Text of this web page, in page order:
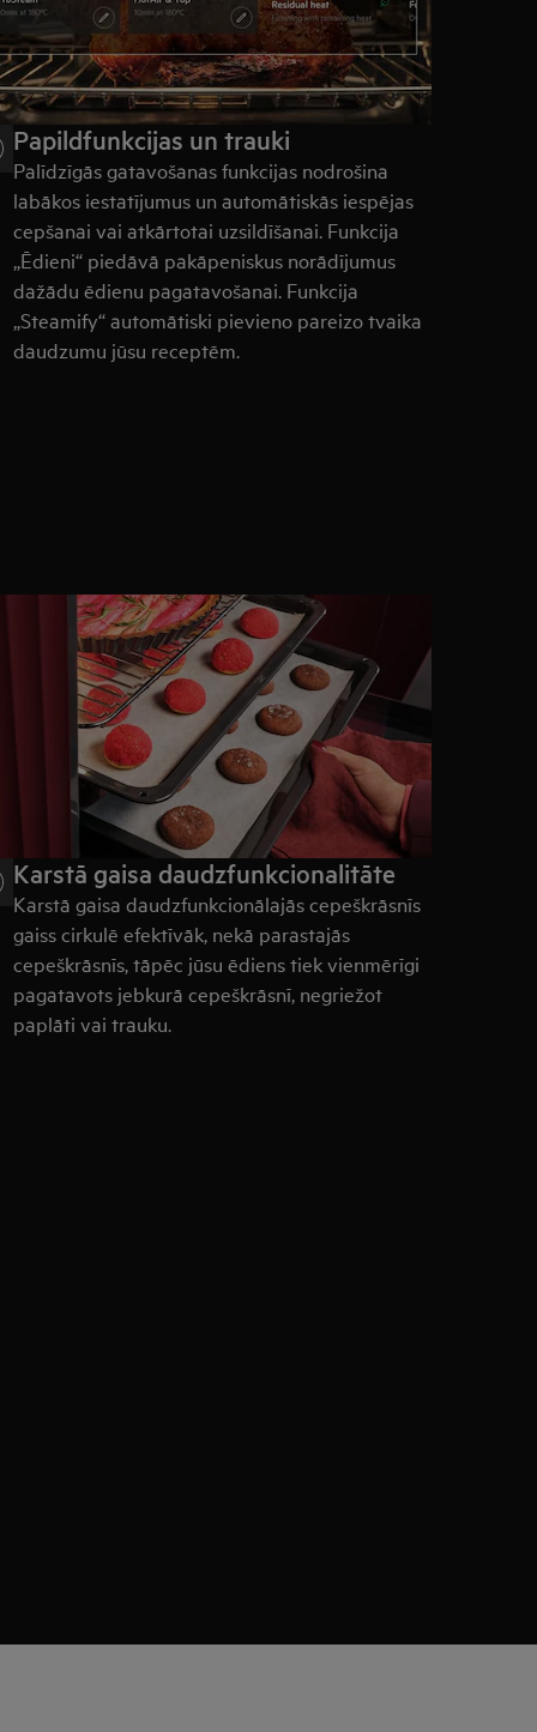
Papildfunkcijas un trauki
Palīdzīgās gatavošanas funkcijas nodrošina
labākos iestatījumus un automātiskās iespējas
cepšanai vai atkārtotai uzsildīšanai. Funkcija
„Ēdieni“ piedāvā pakāpeniskus norādījumus
dažādu ēdienu pagatavošanai. Funkcija
„Steamify“ automātiski pievieno pareizo tvaika
daudzumu jūsu receptēm.
Karstā gaisa daudzfunkcionalitāte
Karstā gaisa daudzfunkcionālajās cepeškrāsnīs
gaiss cirkulē efektīvāk, nekā parastajās
cepeškrāsnīs, tāpēc jūsu ēdiens tiek vienmērīgi
pagatavots jebkurā cepeškrāsnī, negriežot
paplāti vai trauku.